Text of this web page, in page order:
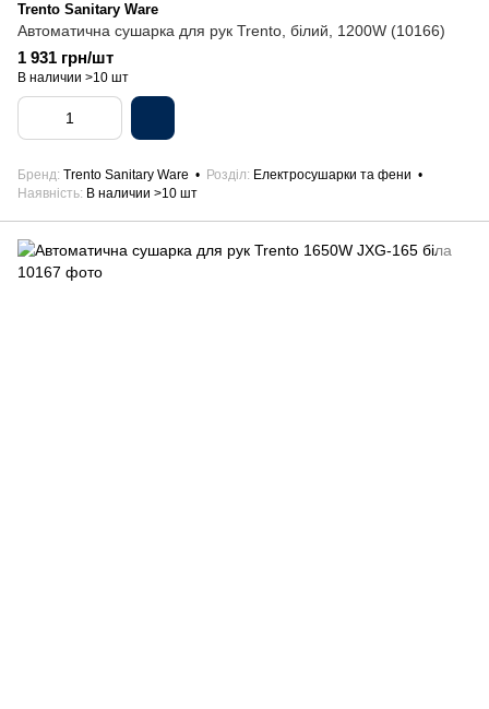
Trento Sanitary Ware
Автоматична сушарка для рук Trento, білий, 1200W (10166)
1 931 грн/шт
В наличии >10 шт
Бренд Trento Sanitary Ware Розділ
Електросушарки та фени
Наявність В наличии >10 шт